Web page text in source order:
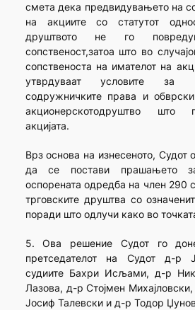
смета дека предвидувањето на
на акциите со статутот
друштвото не го
сопственост,затоа што во
сопственоста на имателот на
утврдуваат условите за
содружничките права и
акционерскотодруштво што
акцијата.
Врз основа на изнесеното,
да се постави прашањето
оспорената одредба на член 290
трговските друштва со
поради што одлучи како во
5. Ова решение Судот го
претседателот на Судот д-р
судиите Бахри Исљами, д-р
Лазова, д-р Стојмен
Јосиф Талевски и д-р Тодор